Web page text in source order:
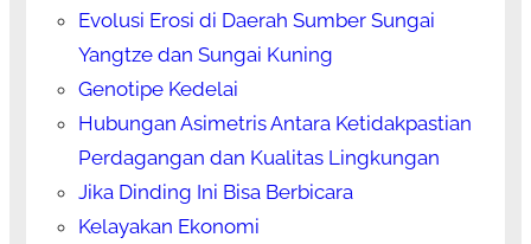
Evolusi Erosi di Daerah Sumber Sungai
Yangtze dan Sungai Kuning
Genotipe Kedelai
Hubungan Asimetris Antara Ketidakpastian
Perdagangan dan Kualitas Lingkungan
Jika Dinding Ini Bisa Berbicara
Kelayakan Ekonomi